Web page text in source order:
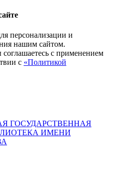
персонализации и
нашим сайтом.
с применением
с «Политикой
ГОСУДАРСТВЕННАЯ
ИМЕНИ